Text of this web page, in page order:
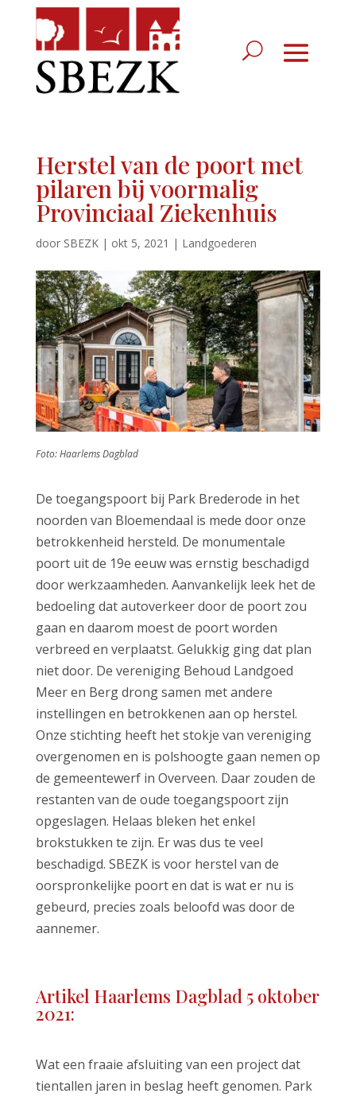
Herstel van de poort met
pilaren bij voormalig
Provinciaal Ziekenhuis
door SBEZK| okt 5, 2021 | Landgoederen
Foto: Haarlems Dagblad
De toegangspoort bij Park Brederode in het
noorden van Bloemendaal is mede door onze
betrokkenheid hersteld. De monumentale
poort uit de 19e eeuw was ernstig beschadigd
door werkzaamheden. Aanvankelijk leek het de
bedoeling dat autoverkeer door de poort zou
gaan en daarom moest de poort worden
verbreed en verplaatst. Gelukkig ging dat plan
niet door. De vereniging Behoud Landgoed
Meer en Berg drong samen met andere
instellingen en betrokkenen aan op herstel.
Onze stichting heeft het stokje van vereniging
overgenomen en is polshoogte gaan nemen op
de gemeentewerf in Overveen. Daar zouden de
restanten van de oude toegangspoort zijn
opgeslagen. Helaas bleken het enkel
brokstukken te zijn. Er was dus te veel
beschadigd. SBEZK is voor herstel van de
oorspronkelijke poort en dat is wat er nu is
gebeurd, precies zoals beloofd was door de
aannemer.
Artikel Haarlems Dagblad 5 oktober
2021:
Wat een fraaie afsluiting van een project dat
tientallen jaren in beslag heeft genomen. Park